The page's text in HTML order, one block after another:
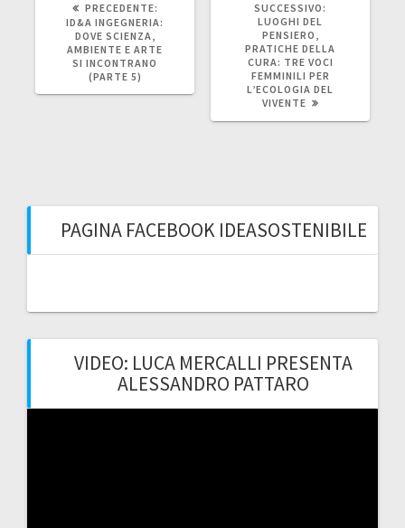
PRECEDENTE:
PRECEDENTE:
ID&A INGEGNERIA:
DOVE SCIENZA,
AMBIENTE E ARTE
SI INCONTRANO
(PARTE 5)
SUCCESSIVO:
LUOGHI DEL
PENSIERO,
PRATICHE DELLA
CURA: TRE VOCI
FEMMINILI PER
L’ECOLOGIA DEL
VIVENTE
PAGINA FACEBOOK IDEASOSTENIBILE
VIDEO: LUCA MERCALLI PRESENTA
ALESSANDRO PATTARO